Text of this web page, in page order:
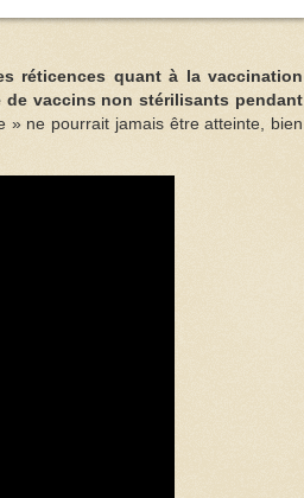
réticences quant à la vaccination
de vaccins non stérilisants pendant
ne pourrait jamais être atteinte, bien